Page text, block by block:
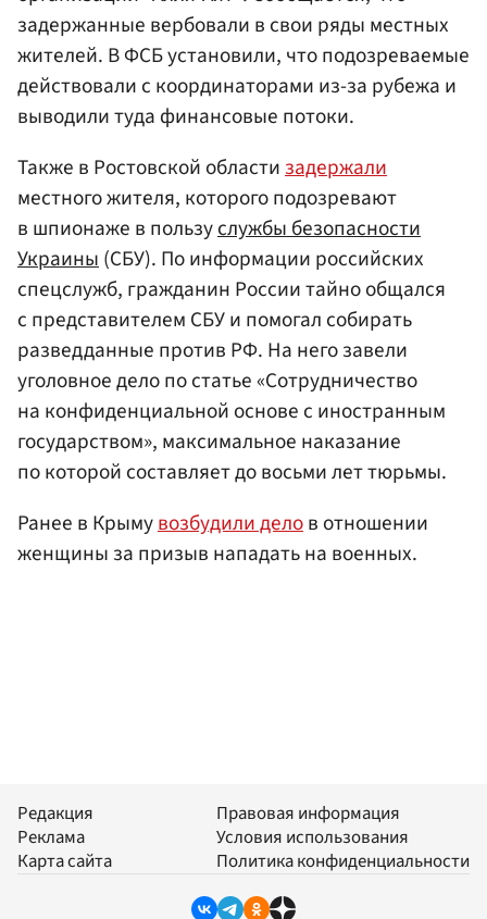
задержанные вербовали в свои ряды местных
жителей. В ФСБ установили, что подозреваемые
действовали с координаторами из-за рубежа и
выводили туда финансовые потоки.
Также в Ростовской областизадержали
местного жителя, которого подозревают
в шпионаже в пользуслужбы безопасности
Украины(СБУ). По информации российских
спецслужб, гражданин России тайно общался
с представителем СБУ и помогал собирать
разведданные против РФ. На него завели
уголовное дело по статье «Сотрудничество
на конфиденциальной основе с иностранным
государством», максимальное наказание
по которой составляет до восьми лет тюрьмы.
Ранее в Крымувозбудили делов отношении
женщины за призыв нападать на военных.
Редакция
Реклама
Карта сайта
Правовая информация
Условия использования
Политика конфиденциальности